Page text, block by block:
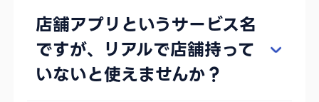
店舗アプリというサービス名
ですが、リアルで店舗持って
いないと使えませんか？